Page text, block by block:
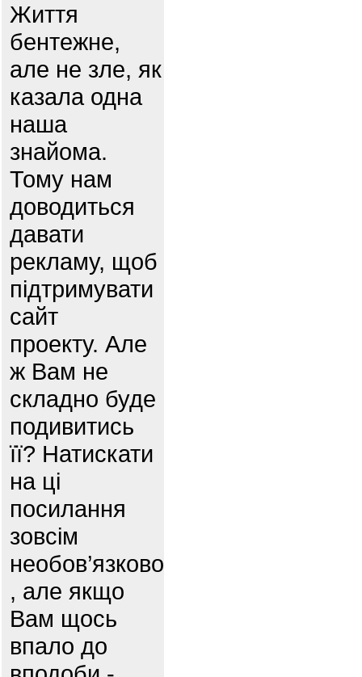
Життя
бентежне,
але не зле, як
казала одна
наша
знайома.
Тому нам
доводиться
давати
рекламу, щоб
підтримувати
сайт
проекту. Але
ж Вам не
складно буде
подивитись
її? Натискати
на ці
посилання
зовсім
необов’язково
, але якщо
Вам щось
впало до